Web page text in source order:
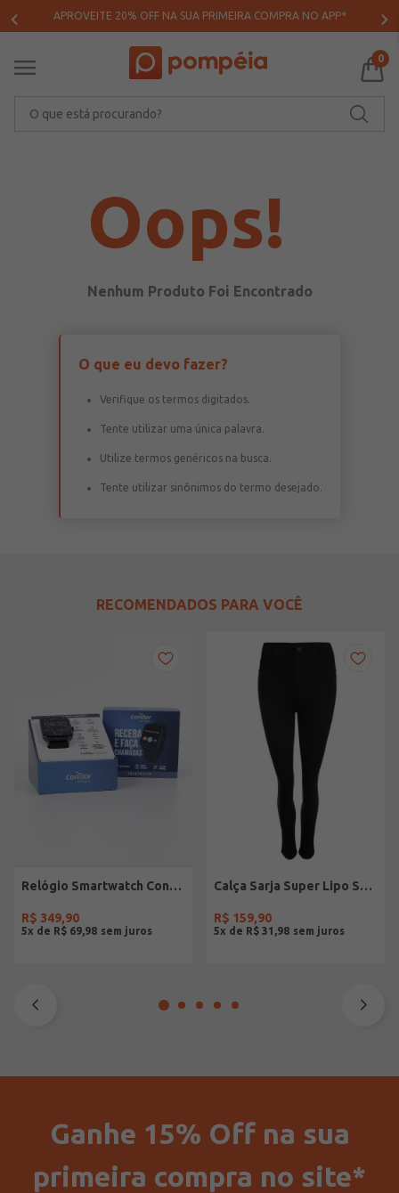
APROVEITE 20% OFF NA SUA PRIMEIRA COMPRA NO APP*
0
Oops!
O que eu devo fazer?
Verifique os termos digitados.
Tente utilizar uma única palavra.
Utilize termos genéricos na busca.
Tente utilizar sinônimos do termo desejado.
RECOMENDADOS PARA VOCÊ
Relógio Smartwatch Condor PRETO
R$ 349,90
5x de R$ 69 98
Calça Sarja Super Lipo Sawary Feminina Preto
R$ 159,90
5x de R$ 31 98
Ganhe 15% Off na sua
primeira compra no site*